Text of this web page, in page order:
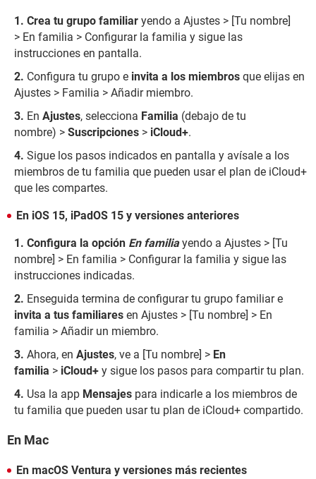
Crea tu grupo familiar yendo a Ajustes > [Tu nombre]
> En familia > Configurar la familia y sigue las
instrucciones en pantalla.
Configura tu grupo e invita a los miembros que elijas en
Ajustes > Familia > Añadir miembro.
En Ajustes, selecciona Familia (debajo de tu
nombre) > Suscripciones > iCloud+.
Sigue los pasos indicados en pantalla y avísale a los
miembros de tu familia que pueden usar el plan de iCloud+
que les compartes.
En iOS 15, iPadOS 15 y versiones anteriores
Configura la opción En familiayendo a Ajustes > [Tu
nombre] > En familia > Configurar la familia y sigue las
instrucciones indicadas.
Enseguida termina de configurar tu grupo familiar e
invita a tus familiares en Ajustes > [Tu nombre] > En
familia > Añadir un miembro.
Ahora, en Ajustes, ve a [Tu nombre] > En
familia > iCloud+ y sigue los pasos para compartir tu plan.
Usa la app Mensajes para indicarle a los miembros de
tu familia que pueden usar tu plan de iCloud+ compartido.
En Mac
En macOS Ventura y versiones más recientes